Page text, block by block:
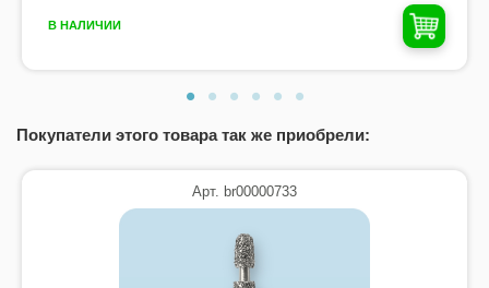
В НАЛИЧИИ
Покупатели этого товара так же приобрели:
Арт. br00000733